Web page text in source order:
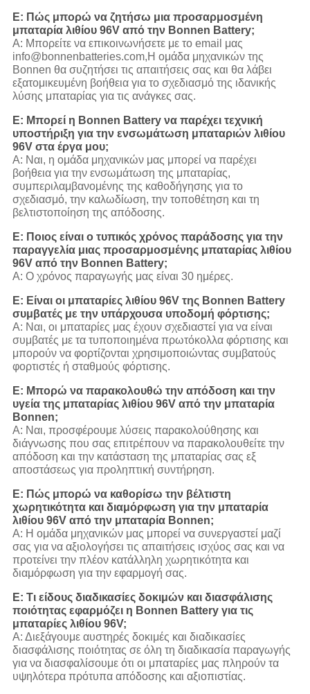
Ε: Πώς μπορώ να ζητήσω μια προσαρμοσμένη
μπαταρία λιθίου 96V από την Bonnen Battery;
Α: Μπορείτε να επικοινωνήσετε με το email μας
info@bonnenbatteries.com,Η ομάδα μηχανικών της
Bonnen θα συζητήσει τις απαιτήσεις σας και θα λάβει
εξατομικευμένη βοήθεια για το σχεδιασμό της ιδανικής
λύσης μπαταρίας για τις ανάγκες σας.
Ε: Μπορεί η Bonnen Battery να παρέχει τεχνική
υποστήριξη για την ενσωμάτωση μπαταριών λιθίου
96V στα έργα μου;
Α: Ναι, η ομάδα μηχανικών μας μπορεί να παρέχει
βοήθεια για την ενσωμάτωση της μπαταρίας,
συμπεριλαμβανομένης της καθοδήγησης για το
σχεδιασμό, την καλωδίωση, την τοποθέτηση και τη
βελτιστοποίηση της απόδοσης.
Ε: Ποιος είναι ο τυπικός χρόνος παράδοσης για την
παραγγελία μιας προσαρμοσμένης μπαταρίας λιθίου
96V από την Bonnen Battery;
Α: Ο χρόνος παραγωγής μας είναι 30 ημέρες.
Ε: Είναι οι μπαταρίες λιθίου 96V της Bonnen Battery
συμβατές με την υπάρχουσα υποδομή φόρτισης;
Α: Ναι, οι μπαταρίες μας έχουν σχεδιαστεί για να είναι
συμβατές με τα τυποποιημένα πρωτόκολλα φόρτισης και
μπορούν να φορτίζονται χρησιμοποιώντας συμβατούς
φορτιστές ή σταθμούς φόρτισης.
Ε: Μπορώ να παρακολουθώ την απόδοση και την
υγεία της μπαταρίας λιθίου 96V από την μπαταρία
Bonnen;
Α: Ναι, προσφέρουμε λύσεις παρακολούθησης και
διάγνωσης που σας επιτρέπουν να παρακολουθείτε την
απόδοση και την κατάσταση της μπαταρίας σας εξ
αποστάσεως για προληπτική συντήρηση.
Ε: Πώς μπορώ να καθορίσω την βέλτιστη
χωρητικότητα και διαμόρφωση για την μπαταρία
λιθίου 96V από την μπαταρία Bonnen;
Α: Η ομάδα μηχανικών μας μπορεί να συνεργαστεί μαζί
σας για να αξιολογήσει τις απαιτήσεις ισχύος σας και να
προτείνει την πλέον κατάλληλη χωρητικότητα και
διαμόρφωση για την εφαρμογή σας.
Ε: Τι είδους διαδικασίες δοκιμών και διασφάλισης
ποιότητας εφαρμόζει η Bonnen Battery για τις
μπαταρίες λιθίου 96V;
Α: Διεξάγουμε αυστηρές δοκιμές και διαδικασίες
διασφάλισης ποιότητας σε όλη τη διαδικασία παραγωγής
για να διασφαλίσουμε ότι οι μπαταρίες μας πληρούν τα
υψηλότερα πρότυπα απόδοσης και αξιοπιστίας.